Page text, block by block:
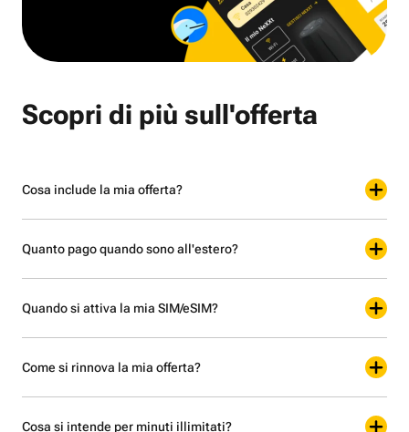
Scopri di più sull'offerta
Cosa include la mia offerta?
Quanto pago quando sono all'estero?
Quando si attiva la mia SIM/eSIM?
Come si rinnova la mia offerta?
Cosa si intende per minuti illimitati?